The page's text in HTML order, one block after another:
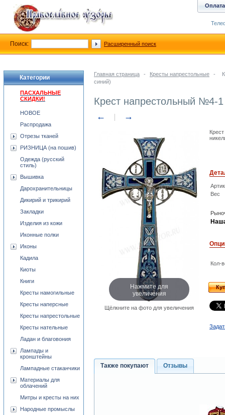
Главная страница - Кресты напрестольные -
синий)
Крест напрестольный №4-
← →
Нажмите для
увеличения
Щёлкните на фото для увеличения
Вес
Кол-
Также покупают Отзывы
Категории
ПАСХАЛЬНЫЕ
СКИДКИ!
НОВОЕ
Распродажа
Отрезы тканей
РИЗНИЦА (на пошив)
Одежда (русский
стиль)
Вышивка
Дарохранительницы
Дикирий и трикирий
Закладки
Изделия из кожи
Иконные полки
Иконы
Кадила
Киоты
Книги
Кресты намогильные
Кресты наперсные
Кресты напрестольные
Кресты нательные
Ладан и благовония
Лампады и
кронштейны
Лампадные стаканчики
Материалы для
облачений
Митры и кресты на них
Народные промыслы
Оплата
Поиск: Расширенный поиск